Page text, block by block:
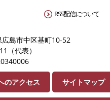
RSS配信について
島市中区基町10-52
（代表）
のアクセス サイトマップ